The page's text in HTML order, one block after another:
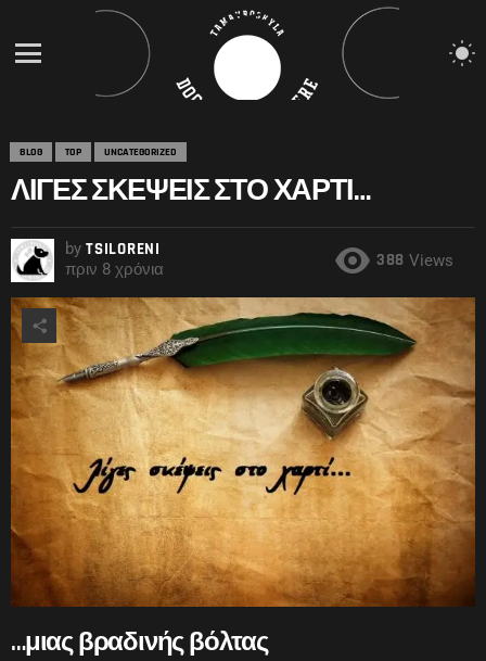
BLOG TOP UNCATEGORIZED
ΛΊΓΕΣ ΣΚΈΨΕΙΣ ΣΤΟ ΧΑΡΤΊ…
by TSILORENI
πριν 8 χρόνια 388 Views
…μιας βραδινής βόλτας